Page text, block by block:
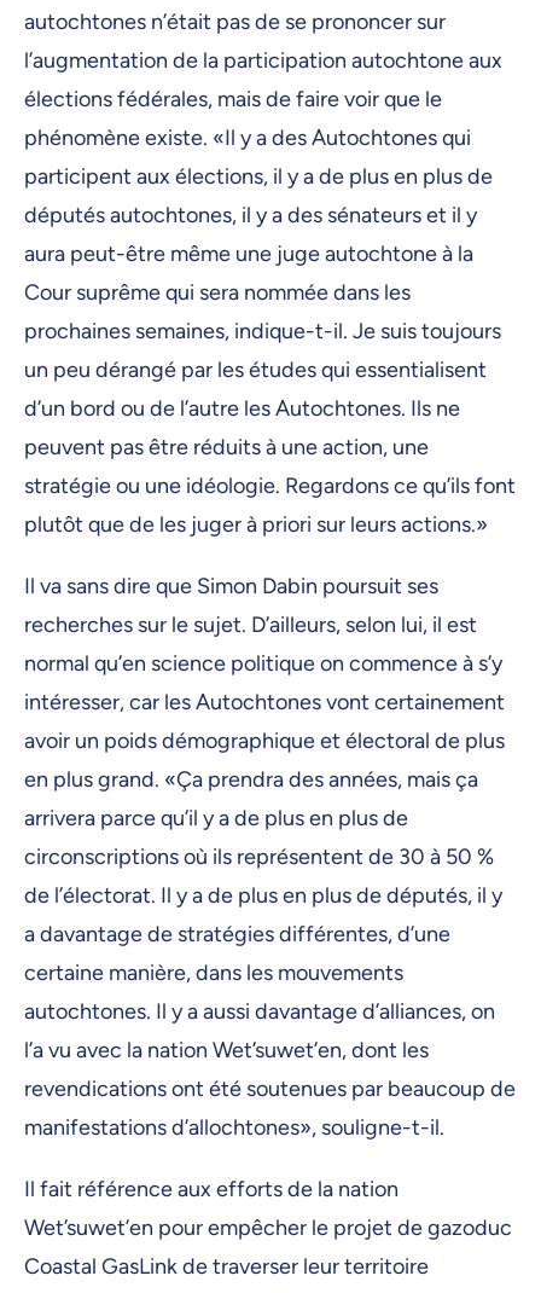
autochtones n’était pas de se prononcer sur
l’augmentation de la participation autochtone aux
élections fédérales, mais de faire voir que le
phénomène existe. «Il y a des Autochtones qui
participent aux élections, il y a de plus en plus de
députés autochtones, il y a des sénateurs et il y
aura peut-être même une juge autochtone à la
Cour suprême qui sera nommée dans les
prochaines semaines, indique-t-il. Je suis toujours
un peu dérangé par les études qui essentialisent
d’un bord ou de l’autre les Autochtones. Ils ne
peuvent pas être réduits à une action, une
stratégie ou une idéologie. Regardons ce qu’ils font
plutôt que de les juger à priori sur leurs actions.»
Il va sans dire que Simon Dabin poursuit ses
recherches sur le sujet. D’ailleurs, selon lui, il est
normal qu’en science politique on commence à s’y
intéresser, car les Autochtones vont certainement
avoir un poids démographique et électoral de plus
en plus grand. «Ça prendra des années, mais ça
arrivera parce qu’il y a de plus en plus de
circonscriptions où ils représentent de 30 à 50 %
de l’électorat. Il y a de plus en plus de députés, il y
a davantage de stratégies différentes, d’une
certaine manière, dans les mouvements
autochtones. Il y a aussi davantage d’alliances, on
l’a vu avec la nation Wet’suwet’en, dont les
revendications ont été soutenues par beaucoup de
manifestations d’allochtones», souligne-t-il.
Il fait référence aux efforts de la nation
Wet’suwet’en pour empêcher le projet de gazoduc
Coastal GasLink de traverser leur territoire